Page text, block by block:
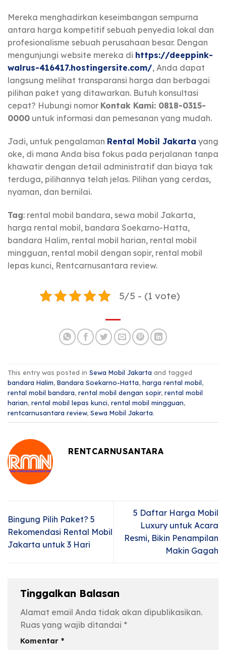
Mereka menghadirkan keseimbangan sempurna
antara harga kompetitif sebuah penyedia lokal dan
profesionalisme sebuah perusahaan besar. Dengan
mengunjungi website mereka di https://deeppink-
walrus-416417.hostingersite.com/, Anda dapat
langsung melihat transparansi harga dan berbagai
pilihan paket yang ditawarkan. Butuh konsultasi
cepat? Hubungi nomor Kontak Kami: 0818-0315-
0000 untuk informasi dan pemesanan yang mudah.
Jadi, untuk pengalaman Rental Mobil Jakarta yang
oke, di mana Anda bisa fokus pada perjalanan tanpa
khawatir dengan detail administratif dan biaya tak
terduga, pilihannya telah jelas. Pilihan yang cerdas,
nyaman, dan bernilai.
Tag: rental mobil bandara, sewa mobil Jakarta,
harga rental mobil, bandara Soekarno-Hatta,
bandara Halim, rental mobil harian, rental mobil
mingguan, rental mobil dengan sopir, rental mobil
lepas kunci, Rentcarnusantara review.
5/5 - (1 vote)
This entry was posted in Sewa Mobil Jakarta and tagged
bandara Halim, Bandara Soekarno-Hatta, harga rental mobil,
rental mobil bandara, rental mobil dengan sopir, rental mobil
harian, rental mobil lepas kunci, rental mobil mingguan,
rentcarnusantara review, Sewa Mobil Jakarta.
RENTCARNUSANTARA
Bingung Pilih Paket? 5
Rekomendasi Rental Mobil
Jakarta untuk 3 Hari
5 Daftar Harga Mobil
Luxury untuk Acara
Resmi, Bikin Penampilan
Makin Gagah
Tinggalkan Balasan
Alamat email Anda tidak akan dipublikasikan.
Ruas yang wajib ditandai *
Komentar *